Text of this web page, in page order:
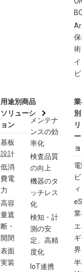
術
用途別商品
ソリューシ
ョン
基板
設計
低消
費電
力
高容
量遮
断・
開閉
表面
実装
メンテナ
ンスの効
率化
検査品質
の向上
機器のタ
ッチレス
化
検知・計
測の安
定、高精
度化
IoT連携
ィ
界